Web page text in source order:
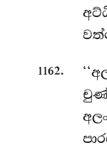
1162.